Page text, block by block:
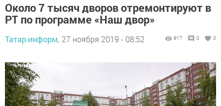
Около 7 тысяч дворов отремонтируют в
РТ по программе «Наш двор»
Татар-информ, 27 ноября 2019 - 08:52 917 0 0